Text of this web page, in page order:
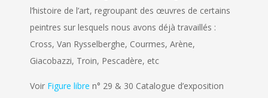
l’histoire de l’art, regroupant des œuvres de certains
peintres sur lesquels nous avons déjà travaillés :
Cross, Van Rysselberghe, Courmes, Arène,
Giacobazzi, Troin, Pescadère, etc
Voir Figure libre n° 29 & 30 Catalogue d’exposition